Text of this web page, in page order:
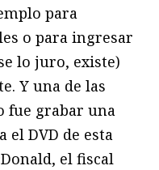
para
o para ingresar
lo juro, existe)
Y una de las
fue grabar una
el DVD de esta
el fiscal